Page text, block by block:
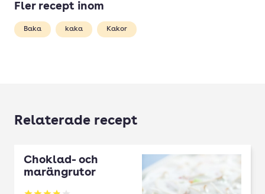
Fler recept inom
Baka kaka Kakor
Relaterade recept
Choklad- och
marängrutor